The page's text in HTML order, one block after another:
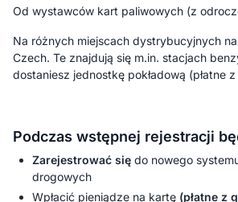
Od wystawców kart paliwowych (z
Na różnych miejscach dystrybucyjnych na
Czech. Te znajdują się m.in. stacjach
dostaniesz jednostkę pokładową (płatne
Podczas wstępnej rejestracji
Zarejestrować się do nowego
drogowych
Wpłacić pieniądze na kartę (płatne z